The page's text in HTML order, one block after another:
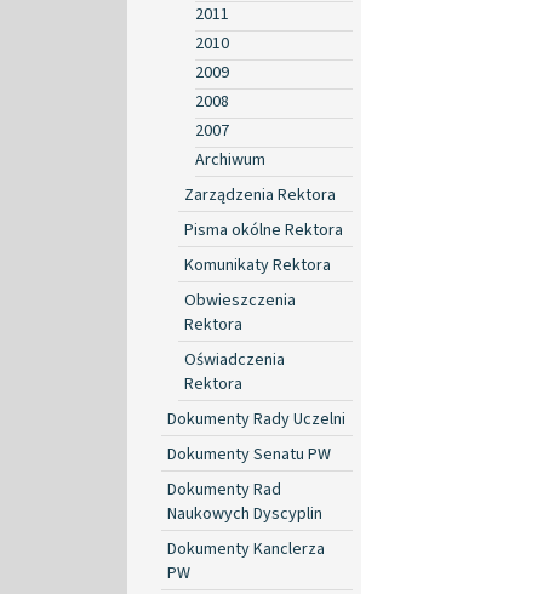
2011
2010
2009
2008
2007
Archiwum
Zarządzenia Rektora
Pisma okólne Rektora
Komunikaty Rektora
Obwieszczenia
Rektora
Oświadczenia
Rektora
Dokumenty Rady Uczelni
Dokumenty Senatu PW
Dokumenty Rad
Naukowych Dyscyplin
Dokumenty Kanclerza
PW